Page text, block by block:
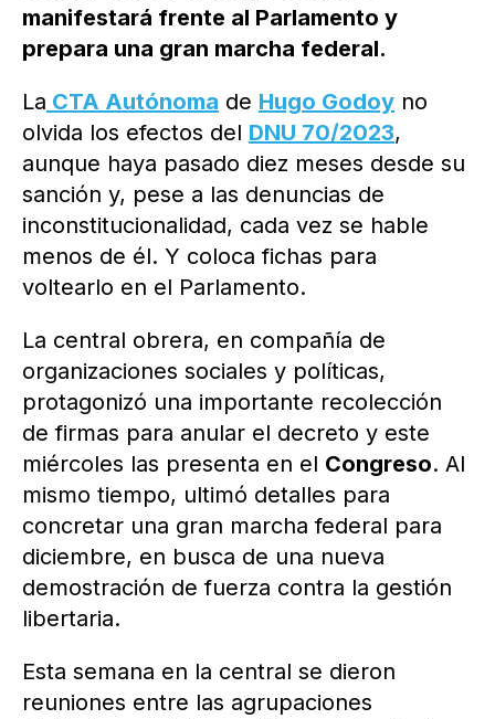
manifestará frente al Parlamento y
prepara una gran marcha federal.
La CTA Autónoma de Hugo Godoy no
olvida los efectos del DNU 70/2023,
aunque haya pasado diez meses desde su
sanción y, pese a las denuncias de
inconstitucionalidad, cada vez se hable
menos de él. Y coloca fichas para
voltearlo en el Parlamento.
La central obrera, en compañía de
organizaciones sociales y políticas,
protagonizó una importante recolección
de firmas para anular el decreto y este
miércoles las presenta en el Congreso. Al
mismo tiempo, ultimó detalles para
concretar una gran marcha federal para
diciembre, en busca de una nueva
demostración de fuerza contra la gestión
libertaria.
Esta semana en la central se dieron
reuniones entre las agrupaciones